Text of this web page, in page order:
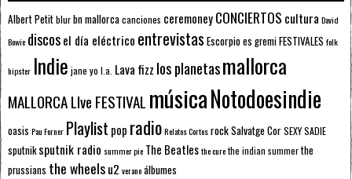
Albert Petitblurbn mallorcacanciones ceremoneyCONCIERTOS cultura David
Bowie discosel día eléctrico entrevistas Escorpioes gremiFESTIVALES folk
hipster Indie jane yo l.a. Lava fizz los planetasmallorca
MALLORCA LIve FESTIVAL músicaNotodoesindie
oasis Pau Forner Playlist pop radioRelatos CortosrockSalvatge CorSEXY SADIE
sputnik sputnik radio summer pie The Beatlesthe curethe indian summerthe
prussians the wheelsu2 veranoálbumes